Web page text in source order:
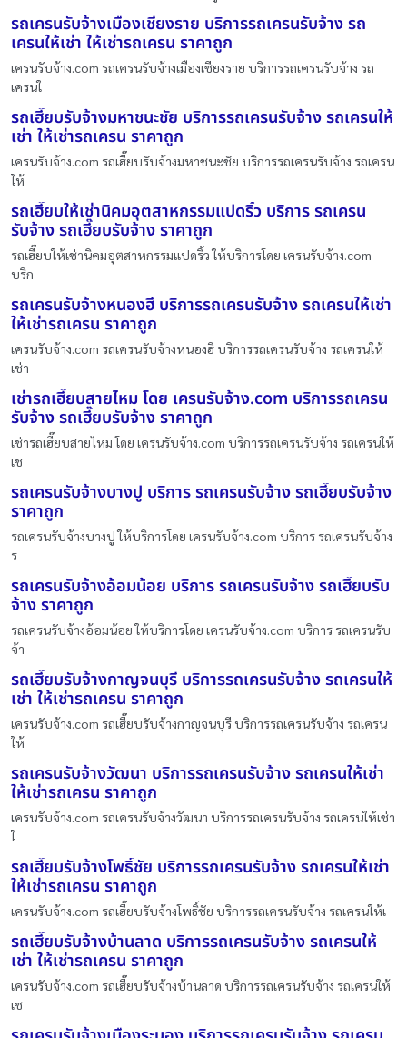
รถเครนรับจ้างเมืองเชียงราย บริการรถเครนรับจ้าง รถ
เครนให้เช่า ให้เช่ารถเครน ราคาถูก
เครนรับจ้าง.com รถเครนรับจ้างเมืองเชียงราย บริการรถเครนรับจ้าง รถ
เครนใ
รถเฮี๊ยบรับจ้างมหาชนะชัย บริการรถเครนรับจ้าง รถเครนให้
เช่า ให้เช่ารถเครน ราคาถูก
เครนรับจ้าง.com รถเฮี๊ยบรับจ้างมหาชนะชัย บริการรถเครนรับจ้าง รถเครน
ให้
รถเฮี๊ยบให้เช่านิคมอุตสาหกรรมแปดริ้ว บริการ รถเครน
รับจ้าง รถเฮี๊ยบรับจ้าง ราคาถูก
รถเฮี๊ยบให้เช่านิคมอุตสาหกรรมแปดริ้ว ให้บริการโดย เครนรับจ้าง.com
บริก
รถเครนรับจ้างหนองฮี บริการรถเครนรับจ้าง รถเครนให้เช่า
ให้เช่ารถเครน ราคาถูก
เครนรับจ้าง.com รถเครนรับจ้างหนองฮี บริการรถเครนรับจ้าง รถเครนให้
เช่า
เช่ารถเฮี๊ยบสายไหม โดย เครนรับจ้าง.com บริการรถเครน
รับจ้าง รถเฮี๊ยบรับจ้าง ราคาถูก
เช่ารถเฮี๊ยบสายไหม โดย เครนรับจ้าง.com บริการรถเครนรับจ้าง รถเครนให้
เช
รถเครนรับจ้างบางปู บริการ รถเครนรับจ้าง รถเฮี๊ยบรับจ้าง
ราคาถูก
รถเครนรับจ้างบางปู ให้บริการโดย เครนรับจ้าง.com บริการ รถเครนรับจ้าง
ร
รถเครนรับจ้างอ้อมน้อย บริการ รถเครนรับจ้าง รถเฮี๊ยบรับ
จ้าง ราคาถูก
รถเครนรับจ้างอ้อมน้อย ให้บริการโดย เครนรับจ้าง.com บริการ รถเครนรับ
จ้า
รถเฮี๊ยบรับจ้างกาญจนบุรี บริการรถเครนรับจ้าง รถเครนให้
เช่า ให้เช่ารถเครน ราคาถูก
เครนรับจ้าง.com รถเฮี๊ยบรับจ้างกาญจนบุรี บริการรถเครนรับจ้าง รถเครน
ให้
รถเครนรับจ้างวัฒนา บริการรถเครนรับจ้าง รถเครนให้เช่า
ให้เช่ารถเครน ราคาถูก
เครนรับจ้าง.com รถเครนรับจ้างวัฒนา บริการรถเครนรับจ้าง รถเครนให้เช่า
ใ
รถเฮี๊ยบรับจ้างโพธิ์ชัย บริการรถเครนรับจ้าง รถเครนให้เช่า
ให้เช่ารถเครน ราคาถูก
เครนรับจ้าง.com รถเฮี๊ยบรับจ้างโพธิ์ชัย บริการรถเครนรับจ้าง รถเครนให้เ
รถเฮี๊ยบรับจ้างบ้านลาด บริการรถเครนรับจ้าง รถเครนให้
เช่า ให้เช่ารถเครน ราคาถูก
เครนรับจ้าง.com รถเฮี๊ยบรับจ้างบ้านลาด บริการรถเครนรับจ้าง รถเครนให้
เช